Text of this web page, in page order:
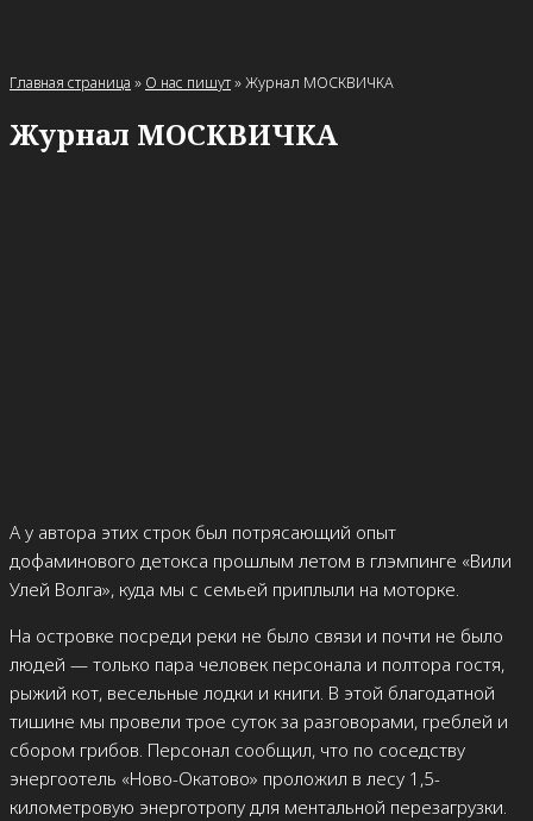
Главная страница » О нас пишут»Журнал МОСКВИЧКА
Журнал МОСКВИЧКА
А у автора этих строк был потрясающий опыт
дофаминового детокса прошлым летом в глэмпинге «Вили
Улей Волга», куда мы с семьей приплыли на моторке.
На островке посреди реки не было связи и почти не было
людей — только пара человек персонала и полтора гостя,
рыжий кот, весельные лодки и книги. В этой благодатной
тишине мы провели трое суток за разговорами, греблей и
сбором грибов. Персонал сообщил, что по соседству
энергоотель «Ново-Окатово» проложил в лесу 1,5-
километровую энерготропу для ментальной перезагрузки.